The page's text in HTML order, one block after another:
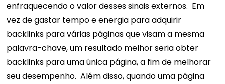
enfraquecendo o valor desses sinais externos. Em
vez de gastar tempo e energia para adquirir
backlinks para várias páginas que visam a mesma
palavra-chave, um resultado melhor seria obter
backlinks para uma única página, a fim de melhorar
seu desempenho. Além disso, quando uma página